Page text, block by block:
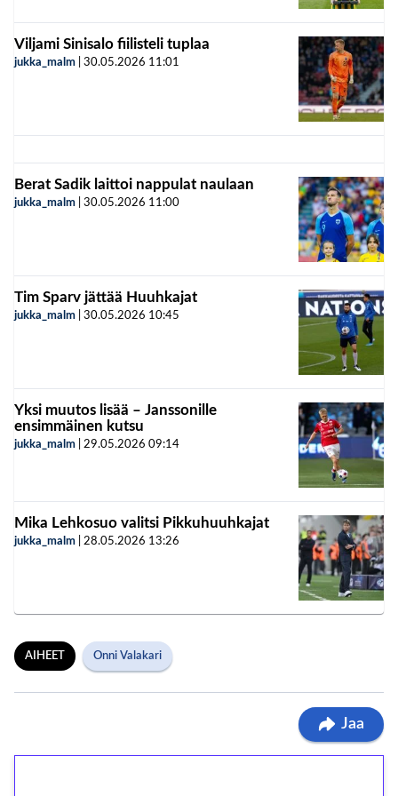
Viljami Sinisalo fiilisteli tuplaa
jukka_malm 30.05.2026 11:01
Berat Sadik laittoi nappulat naulaan
jukka_malm 30.05.2026 11:00
Tim Sparv jättää Huuhkajat
jukka_malm 30.05.2026 10:45
Yksi muutos lisää – Janssonille
ensimmäinen kutsu
jukka_malm 29.05.2026 09:14
Mika Lehkosuo valitsi Pikkuhuuhkajat
jukka_malm 28.05.2026 13:26
AIHEET Onni Valakari
Jaa